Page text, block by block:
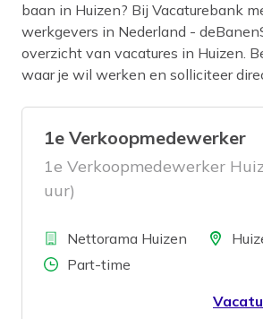
baan in Huizen? Bij Vacaturebank
werkgevers in Nederland -
overzicht van vacatures in Huizen.
waar je wil werken en solliciteer
1e Verkoopmedewerker
1e Verkoopmedewerker
uur)
BedrijfNettorama Huizen Locatie
Aantal uren
Part-time